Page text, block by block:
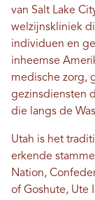
van Salt Lake
welzijnskliniek
individuen en
inheemse
medische zorg,
gezinsdiensten
die langs de
Utah is het
erkende
Nation,
of Goshute, Ute